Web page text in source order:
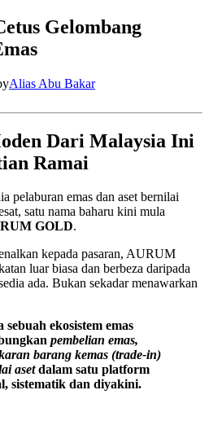
Gelombang
Alias Abu Bakar
Dari Malaysia Ini
Ramai
pelaburan emas dan aset bernilai
satu nama baharu kini mula
GOLD.
kepada pasaran, AURUM
luar biasa dan berbeza daripada
ada. Bukan sekadar menawarkan
ekosistem emas
pembelian emas,
barang kemas (trade-in)
asetdalam satu platform
sistematik dan diyakini.